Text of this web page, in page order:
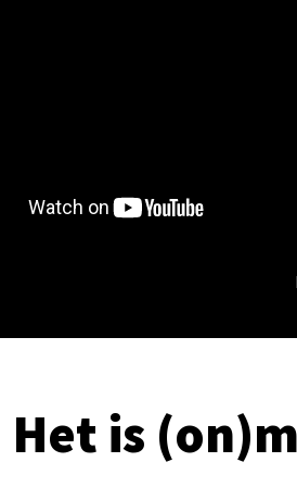
Het is